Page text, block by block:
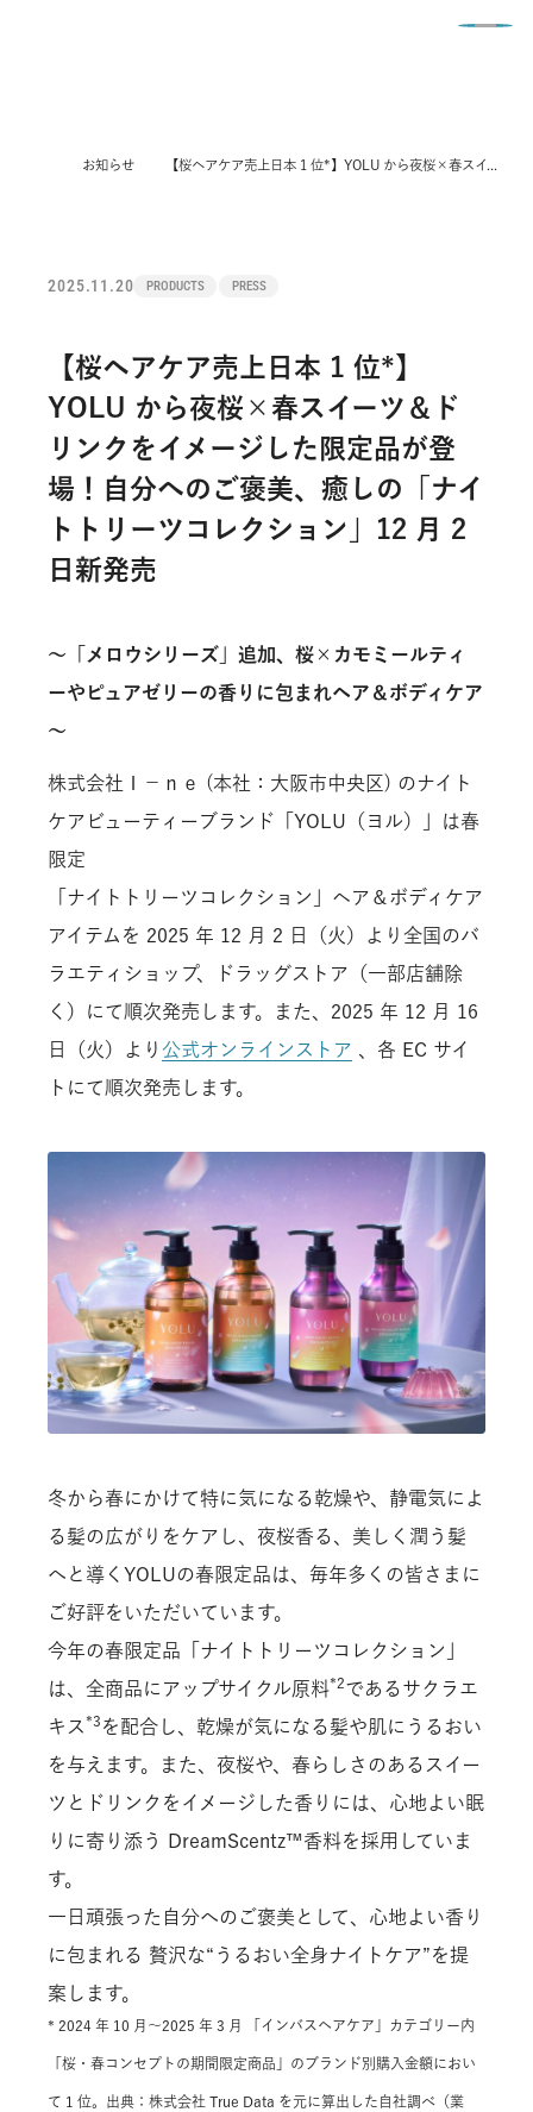
会社情報トップ
会社概要
企業沿革
電子公告
I-neの公式note
JBIST
オンライン・オフライン
NEWS
SUSTAINABILITY
TOPICS
CAREER
IR
サステナビリティ トップメッセージ
Social Beauty Project I-ne
社会
ガバナンス
人的資本戦略​
外部からの評価・賛同するイニシアチブ
経営理念
中期経営計画・成長戦略
IRライブラリー
財務ハイライト
株式情報
IRカレンダー
内部統制システムに関する基本方針
事業等のリスク
よくあるご質問
採用情報トップ
従業員の成長と活躍を支える制度
人的資本戦略​
よくあるご質問
各種ポリシー
情報セキュリティポリシー
ソーシャルメディアポリシー
SNS一覧リスト
ディスクロージャーポリシー
プライバシーポリシー
顧客対応ポリシー
環境ポリシー
人権ポリシー
サプライチェーンポリシー
開発ポリシー
お知らせ 【桜ヘアケア売上日本 1 位*】YOLU から夜桜×春スイーツ＆ドリンクをイメージした限定品が登場！自分へのご褒美、癒しの「ナイトトリーツコレクション」12 月 2 日新発売
2025.11.20 PRODUCTS PRESS
【桜ヘアケア売上日本 1 位*】
YOLU から夜桜×春スイーツ＆ド
リンクをイメージした限定品が登
場！自分へのご褒美、癒しの「ナイ
トトリーツコレクション」12 月 2
日新発売
～「メロウシリーズ」追加、桜×カモミールティ
ーやピュアゼリーの香りに包まれヘア＆ボディケア
～
株式会社Ｉ－ｎｅ (本社：大阪市中央区) のナイト
ケアビューティーブランド「YOLU（ヨル）」は春
限定
「ナイトトリーツコレクション」ヘア＆ボディケア
アイテムを 2025 年 12 月 2 日（火）より全国のバ
ラエティショップ、ドラッグストア（一部店舗除
く）にて順次発売します。また、2025 年 12 月 16
日（火）より 公式オンラインストア 、各 EC サイ
トにて順次発売します。
冬から春にかけて特に気になる乾燥や、静電気によ
る髪の広がりをケアし、夜桜香る、美しく潤う髪
へと導くYOLUの春限定品は、毎年多くの皆さまに
ご好評をいただいています。
今年の春限定品「ナイトトリーツコレクション」
は、全商品にアップサイクル原料*2であるサクラエ
キス *3 を配合し、乾燥が気になる髪や肌にうるおい
を与えます。また、夜桜や、春らしさのあるスイー
ツとドリンクをイメージした香りには、心地よい眠
りに寄り添う DreamScentz™香料を採用していま
す。
一日頑張った自分へのご褒美として、心地よい香り
に包まれる 贅沢な“うるおい全身ナイトケア”を提
案します。
* 2024 年 10 月～2025 年 3 月 「インバスヘアケア」カテゴリー内
「桜・春コンセプトの期間限定商品」のブランド別購入金額におい
て 1 位。出典：株式会社 True Data を元に算出した自社調べ（業